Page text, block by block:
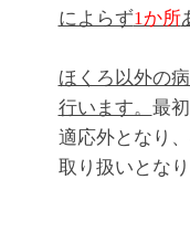
によらず1か所
ほくろ以外の
行います。 最
適応外となり
取り扱いとな